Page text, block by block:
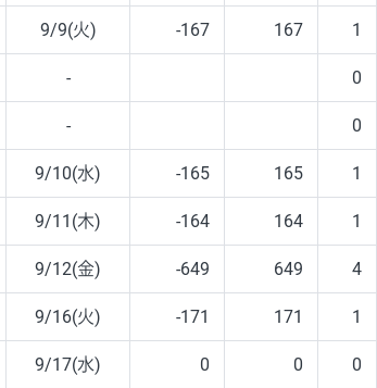
9/9(火) -167 167 1
- 0
- 0
9/10(水) -165 165 1
9/11(木) -164 164 1
9/12(金) -649 649 4
9/16(火) -171 171 1
9/17(水) 0 0 0